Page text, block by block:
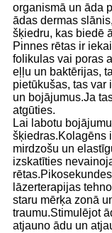
organismā un āda
ādas dermas
šķiedru, kas biedē
Pinnes rētas ir
folikulas vai poras
eļļu un baktērijas,
pietūkušas, tas var
un bojājumus.Ja
atgūties.
Lai labotu
šķiedras.Kolagēns
mirdzošu un
izskatīties
lāzerterapijas
staru mērķa zonā
traumu.Stimulējot
atjauno ādu un